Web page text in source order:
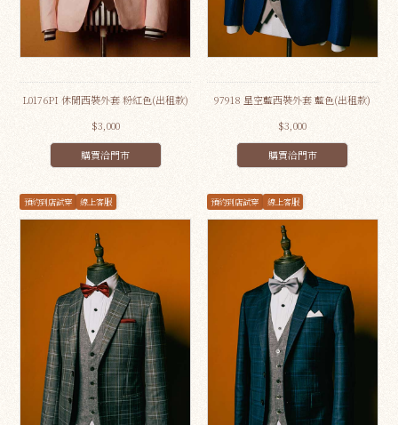
L0176PI 休閒西裝外套 粉紅色(出租款)
$3,000
購買洽門市
97918 星空藍西裝外套 藍色(出租款)
$3,000
購買洽門市
預約到店試穿 線上客服 預約到店試穿 線上客服